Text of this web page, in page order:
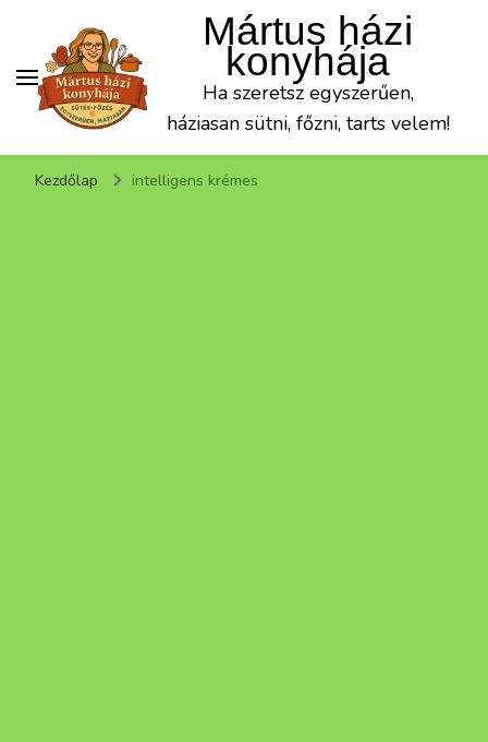
Mártus házi
konyhája
Ha szeretsz egyszerűen,
háziasan sütni, főzni, tarts velem!
Kezdőlap intelligens krémes